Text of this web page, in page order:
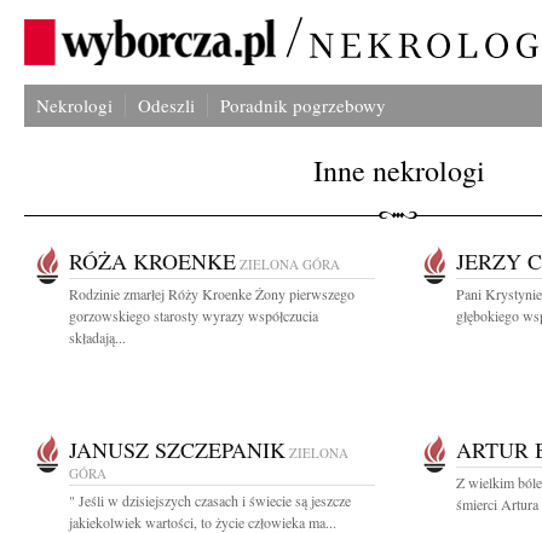
Nekrologi Odeszli Poradnik pogrzebowy
Inne nekrologi
RÓŻA KROENKE ZIELONA GÓRA
Rodzinie zmarłej Róży Kroenke Żony pierwszego
gorzowskiego starosty wyrazy współczucia
składają...
JERZY
Pani
głębokiego
JANUSZ SZCZEPANIK ZIELONA
GÓRA
" Jeśli w dzisiejszych czasach i świecie są jeszcze
jakiekolwiek wartości, to życie człowieka ma...
ARTUR
Z wielkim
śmierci Artura